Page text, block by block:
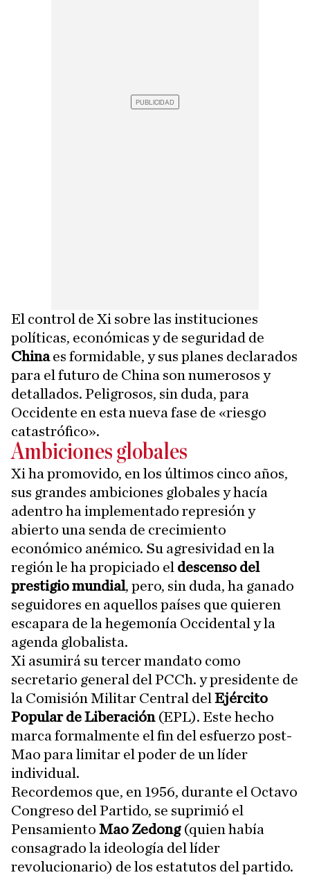
El control de Xi sobre las instituciones
políticas, económicas y de seguridad de
Chinaes formidable, y sus planes declarados
para el futuro de China son numerosos y
detallados. Peligrosos, sin duda, para
Occidente en esta nueva fase de «riesgo
catastrófico».
Ambiciones globales
Xi ha promovido, en los últimos cinco años,
sus grandes ambiciones globales y hacía
adentro ha implementado represión y
abierto una senda de crecimiento
económico anémico. Su agresividad en la
región le ha propiciado el descenso del
prestigio mundial, pero, sin duda, ha ganado
seguidores en aquellos países que quieren
escapara de la hegemonía Occidental y la
agenda globalista.
Xi asumirá su tercer mandato como
secretario general del PCCh. y presidente de
la Comisión Militar Central del Ejército
Popular de Liberación(EPL). Este hecho
marca formalmente el fin del esfuerzo post-
Mao para limitar el poder de un líder
individual.
Recordemos que, en 1956, durante el Octavo
Congreso del Partido, se suprimió el
Pensamiento Mao Zedong(quien había
consagrado la ideología del líder
revolucionario) de los estatutos del partido.